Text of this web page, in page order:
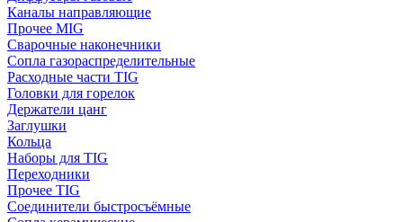
Каналы направляющие
Прочее MIG
Сварочные наконечники
Сопла газораспределительные
Расходные части TIG
Головки для горелок
Держатели цанг
Заглушки
Кольца
Наборы для TIG
Переходники
Прочее TIG
Соединители быстросъёмные